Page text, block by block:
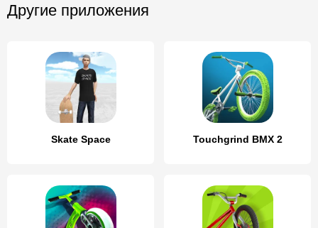
Другие приложения
Skate Space Touchgrind BMX 2